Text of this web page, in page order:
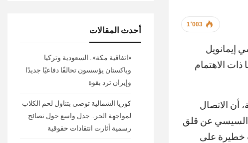
1٬003
إيمانويل
ذات الاهتمام
أن الاتصال
السيسي عن قلق
خطيرة على
أحدث المقالات
«اتفاقية مكة».. السعودية وتركيا
وباكستان يؤسسون تحالفًا دفاعيًا جديدًا
وإيران ترد بقوة
كوريا الشمالية توصي بتناول لحم الكلاب
لمواجهة الحر.. جدل واسع حول نصائح
رسمية أثارت انتقادات حقوقية